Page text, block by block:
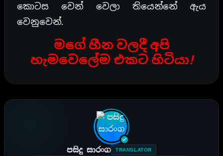
කොටස වෙන් වෙලා තියෙන්නේ ඇය
වෙනුවෙන්.
මගේ හීන වලදී අපි
හැමවෙලේම එකට හිටියා!
පසිදු සාරංග TRANSLATOR